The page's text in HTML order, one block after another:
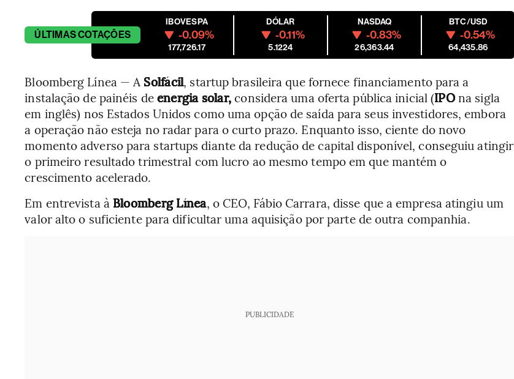
ÚLTIMASCOTAÇÕES
IBOVESPA
-0.09%
177,726.17
DÓLAR
-0.11%
5.1224
NASDAQ
-0.83%
26,363.44
BTC/USD
-0.54%
64,435.86
Bloomberg Línea — A Solfácil, startup brasileira que fornece financiamento para a
instalação de painéis deenergia solar,considera uma oferta pública inicial (IPOna sigla
em inglês) nos Estados Unidos como uma opção de saída para seus investidores, embora
a operação não esteja no radar para o curto prazo. Enquanto isso, ciente do novo
momento adverso para startups diante da redução de capital disponível, conseguiu atingir
o primeiro resultado trimestral com lucro ao mesmo tempo em que mantém o
crescimento acelerado.
Em entrevista à Bloomberg Línea, o CEO, Fábio Carrara, disse que a empresa atingiu um
valor alto o suficiente para dificultar uma aquisição por parte de outra companhia.
PUBLICIDADE